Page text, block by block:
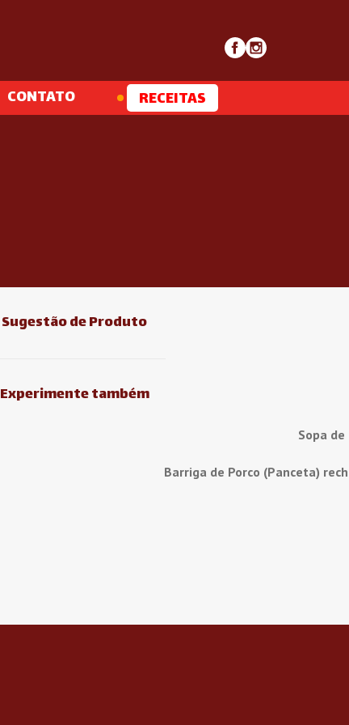
CONTATO RECEITAS
Sugestão de Produto
Experimente também
Sopa
Barriga de Porco (Panceta)